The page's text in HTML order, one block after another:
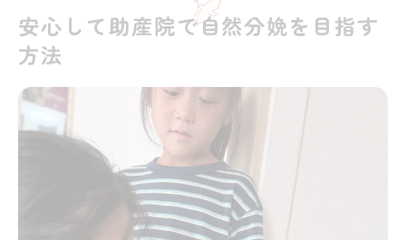
静岡市や富士市で助産院を選ぶ決め手
助産院選びに迷った時のチェックリスト
アクセスや利用条件で選ぶ助産院の魅力
助産院の安心感を支えるサポート内容
口コミや体験談から見る助産院の評判
自然分娩と産後ケアが叶う助産院の魅力
安心して助産院で自然分娩を目指す
方法